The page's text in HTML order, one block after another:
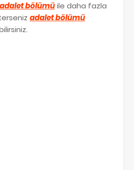
adalet bölümüile daha fazla
adalet bölümü